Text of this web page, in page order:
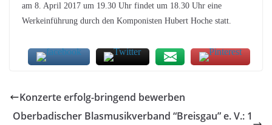
am 8. April 2017 um 19.30 Uhr findet um 18.30 Uhr eine
Werkeinführung durch den Komponisten Hubert Hoche statt.
Konzerte erfolg-bringend bewerben
Oberbadischer Blasmusikverband “Breisgau” e. V.: 1